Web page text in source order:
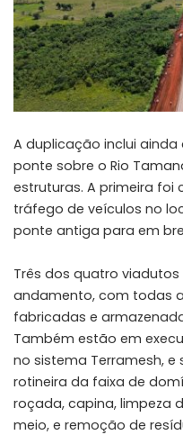
A duplicação inclui
ponte sobre o Rio
estruturas. A primeira foi
tráfego de veículos no
ponte antiga para em
Três dos quatro
andamento, com todas
fabricadas e
Também estão em
no sistema Terramesh,
rotineira da faixa de
roçada, capina, limpeza
meio, e remoção de